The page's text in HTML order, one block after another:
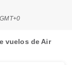
vuelos de Air